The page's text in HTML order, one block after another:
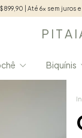
| Até 6x sem juros
P I T A I
Biquínis